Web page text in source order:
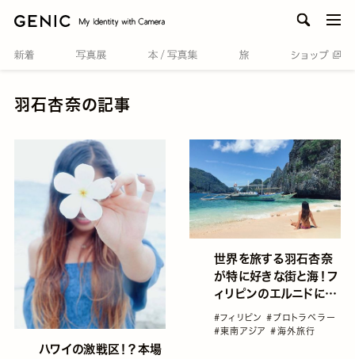
羽石杏奈の記事
ハワイの激戦区！？本場
世界を旅する羽石杏奈
が特に好きな街と海！フ
ィリピンのエルニドに行
くべき理由♡
#フィリピン#プロトラベラー
#東南アジア#海外旅行